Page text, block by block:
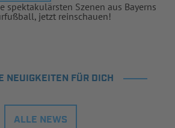
spektakulärsten Szenen aus Bayerns
jetzt reinschauen!
NEUIGKEITEN FÜR DICH
ALLE NEWS